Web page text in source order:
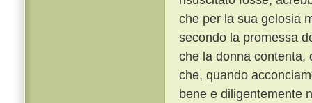
che per la sua gelosia
secondo la promessa
che la donna contenta,
che, quando
bene e diligentemente